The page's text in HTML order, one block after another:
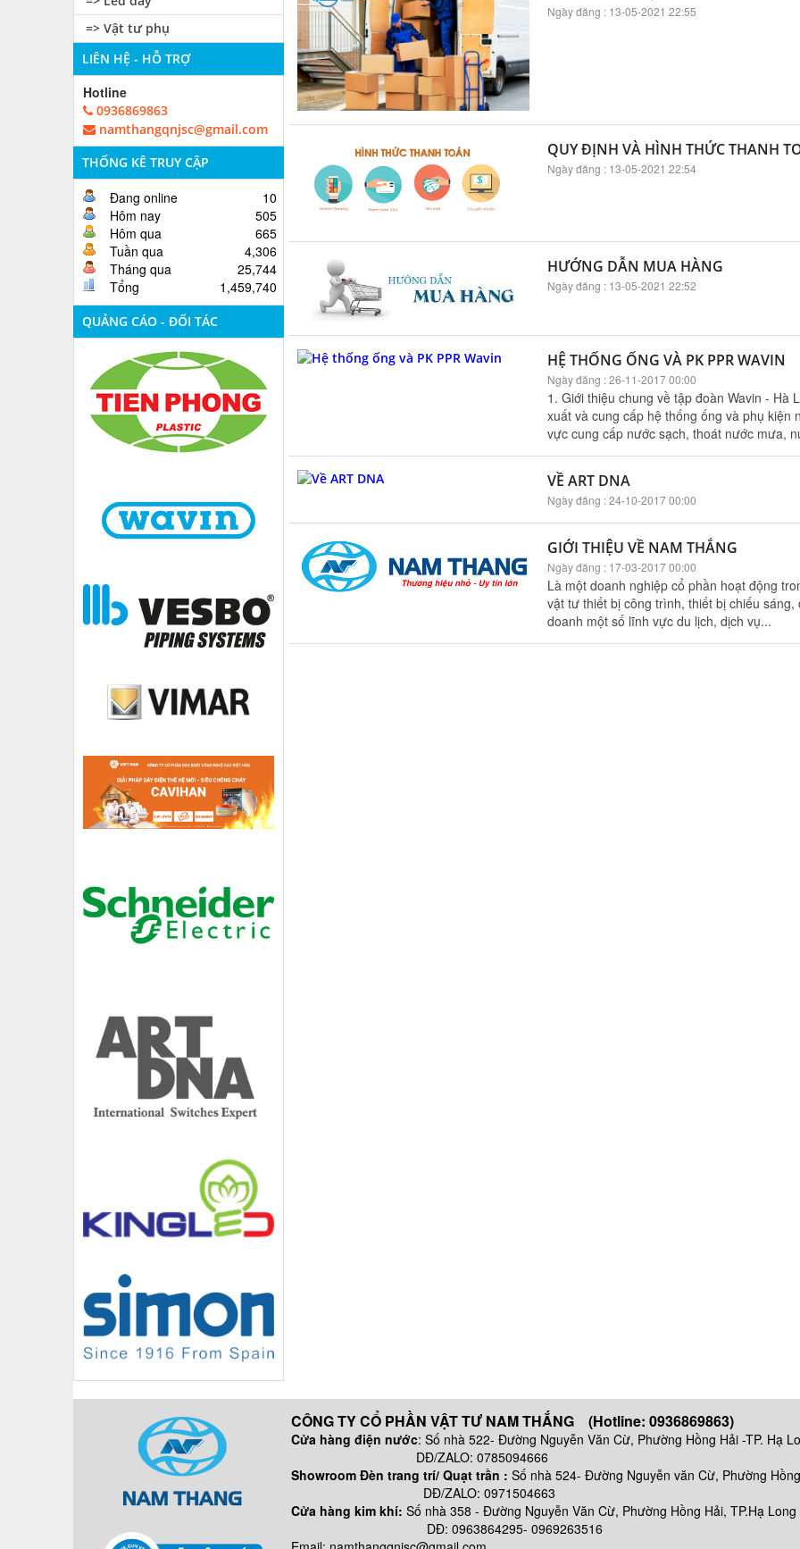
=> Vật tư phụ
LIÊN HỆ - HỖ TRỢ
Hotline
0936869863
namthangqnjsc@gmail.com
THỐNG KÊ TRUY CẬP
Đang online
10
Hôm nay
505
Hôm qua
665
Tuần qua
4,306
Tháng qua
25,744
Tổng
1,459,740
QUẢNG CÁO - ĐỐI TÁC
Ngày đăng : 13-05-2021 22:55
QUY ĐỊNH VÀ HÌNH THỨC THANH
Ngày đăng : 13-05-2021 22:54
HƯỚNG DẪN MUA HÀNG
Ngày đăng : 13-05-2021 22:52
HỆ THỐNG ỐNG VÀ PK PPR WAVIN
Ngày đăng : 26-11-2017 00:00
1. Giới thiệu chung về tập đoàn Wavin - Hà
xuất và cung cấp hệ thống ống và phụ kiện
vực cung cấp nước sạch, thoát nước mưa,
VỀ ART DNA
Ngày đăng : 24-10-2017 00:00
GIỚI THIỆU VỀ NAM THẮNG
Ngày đăng : 17-03-2017 00:00
Là một doanh nghiệp cổ phần hoạt động
vật tư thiết bị công trình, thiết bị chiếu
doanh một số lĩnh vực du lịch, dịch vụ...
CÔNG TY CỔ PHẦN VẬT TƯ NAM THẮNG (Hotline: 0936869863)
Cửa hàng điện nước: Số nhà 522- Đường Nguyễn Văn Cừ, Phường Hồng Hải -TP. Hạ
DĐ/ZALO: 0785094666
Showroom Đèn trang trí/ Quạt trần : Số nhà 524- Đường Nguyễn văn Cừ, Phường
DĐ/ZALO: 0971504663
Cửa hàng kim khí: Số nhà 358 - Đường Nguyễn Văn Cừ, Phường Hồng Hải, TP.Hạ Long
DĐ: 0963864295- 0969263516